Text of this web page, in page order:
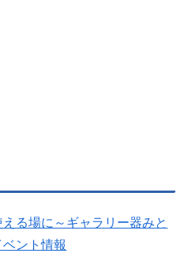
る場に～ギャラリー器みと
ント情報